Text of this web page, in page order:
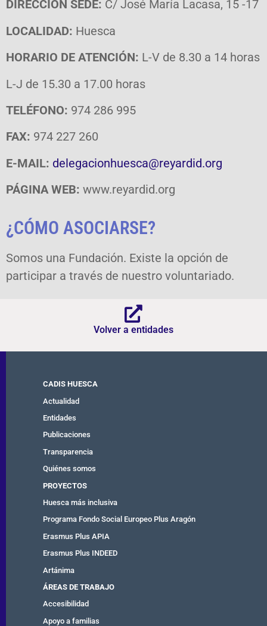
DIRECCIÓN SEDE: C/ José María Lacasa, 15 -17
LOCALIDAD: Huesca
HORARIO DE ATENCIÓN: L-V de 8.30 a 14 horas
L-J de 15.30 a 17.00 horas
TELÉFONO: 974 286 995
FAX: 974 227 260
E-MAIL: delegacionhuesca@reyardid.org
PÁGINA WEB: www.reyardid.org
¿CÓMO ASOCIARSE?
Somos una Fundación. Existe la opción de
participar a través de nuestro voluntariado.
Volver a entidades
CADIS HUESCA
Actualidad
Entidades
Publicaciones
Transparencia
Quiénes somos
PROYECTOS
Huesca más inclusiva
Programa Fondo Social Europeo Plus Aragón
Erasmus Plus APIA
Erasmus Plus INDEED
Artánima
ÁREAS DE TRABAJO
Accesibilidad
Apoyo a familias